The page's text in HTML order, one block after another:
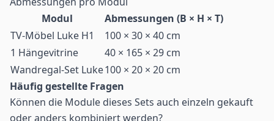
Modul
Abmessungen (B × H × T)
TV-Möbel Luke H1
100 × 30 × 40 cm
1 Hängevitrine
40 × 165 × 29 cm
Wandregal-Set Luke100 × 20 × 20 cm
Häufig gestellte Fragen
Können die Module dieses Sets auch einzeln gekauft
oder anders kombiniert werden?